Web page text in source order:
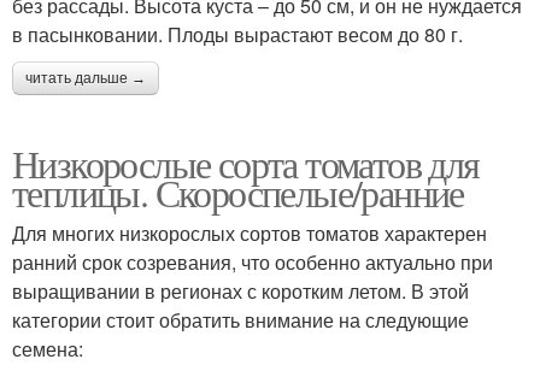
без рассады. Высота куста – до 50 см, и он не нуждается
в пасынковании. Плоды вырастают весом до 80 г.
читать дальше →
Низкорослые сорта томатов для
теплицы. Скороспелые/ранние
Для многих низкорослых сортов томатов характерен
ранний срок созревания, что особенно актуально при
выращивании в регионах с коротким летом. В этой
категории стоит обратить внимание на следующие
семена: